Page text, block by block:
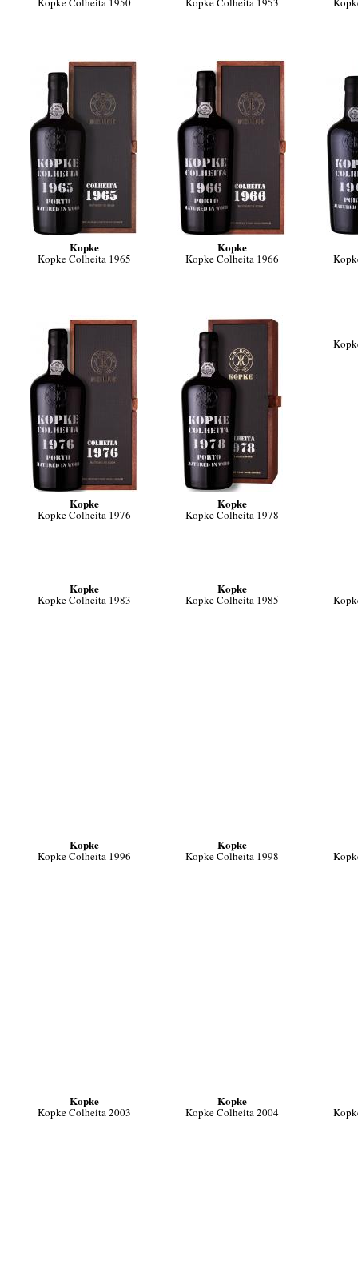
Kopke
Kopke Colheita 1965
Kopke
Kopke Colheita 1966
Kopke
Kopke Colheita 1976
Kopke
Kopke Colheita 1978
Kopke
Kopke Colheita 1983
Kopke
Kopke Colheita 1985
Kopke
Kopke Colheita 1996
Kopke
Kopke Colheita 1998
Kopke
Kopke Colheita 2003
Kopke
Kopke Colheita 2004